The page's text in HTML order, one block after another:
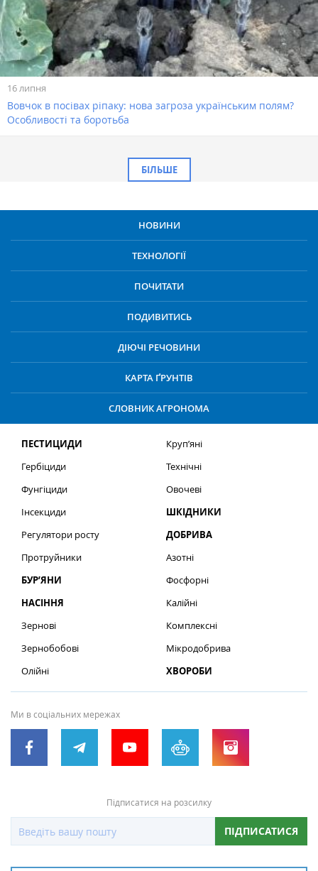
16 липня
Вовчок в посівах ріпаку: нова загроза українським полям?
Особливості та боротьба
БІЛЬШЕ
НОВИНИ
ТЕХНОЛОГІЇ
ПОЧИТАТИ
ПОДИВИТИСЬ
ДІЮЧІ РЕЧОВИНИ
КАРТА ҐРУНТІВ
СЛОВНИК АГРОНОМА
ПЕСТИЦИДИ
Гербіциди
Фунгіциди
Інсекциди
Регулятори росту
Протруйники
БУР’ЯНИ
НАСІННЯ
Зернові
Зернобобові
Олійні
Круп’яні
Технічні
Овочеві
ШКІДНИКИ
ДОБРИВА
Азотні
Фосфорні
Калійні
Комплексні
Мікродобрива
ХВОРОБИ
Ми в соціальних мережах
Підписатися на розсилку
ПІДПИСАТИСЯ